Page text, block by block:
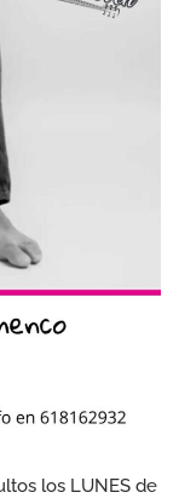
los LUNES de